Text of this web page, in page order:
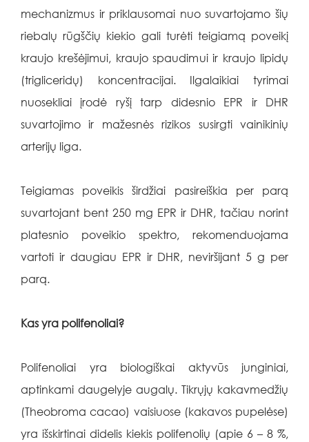
mechanizmus ir priklausomai nuo suvartojamo šių
riebalų rūgščių kiekio gali turėti teigiamą poveikį
kraujo krešėjimui, kraujo spaudimui ir kraujo lipidų
(trigliceridų) koncentracijai. Ilgalaikiai tyrimai
nuosekliai įrodė ryšį tarp didesnio EPR ir DHR
suvartojimo ir mažesnės rizikos susirgti vainikinių
arterijų liga.
Teigiamas poveikis širdžiai pasireiškia per parą
suvartojant bent 250 mg EPR ir DHR, tačiau norint
platesnio poveikio spektro, rekomenduojama
vartoti ir daugiau EPR ir DHR, neviršijant 5 g per
parą.
Kas yra polifenoliai?
Polifenoliai yra biologiškai aktyvūs junginiai,
aptinkami daugelyje augalų. Tikrųjų kakavmedžių
(Theobroma cacao) vaisiuose (kakavos pupelėse)
yra išskirtinai didelis kiekis polifenolių (apie 6 – 8 %,